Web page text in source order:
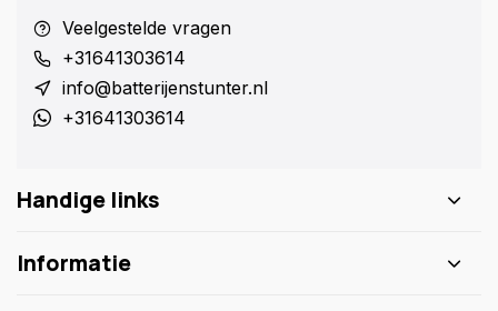
Veelgestelde vragen
+31641303614
info@batterijenstunter.nl
+31641303614
Handige links
Informatie